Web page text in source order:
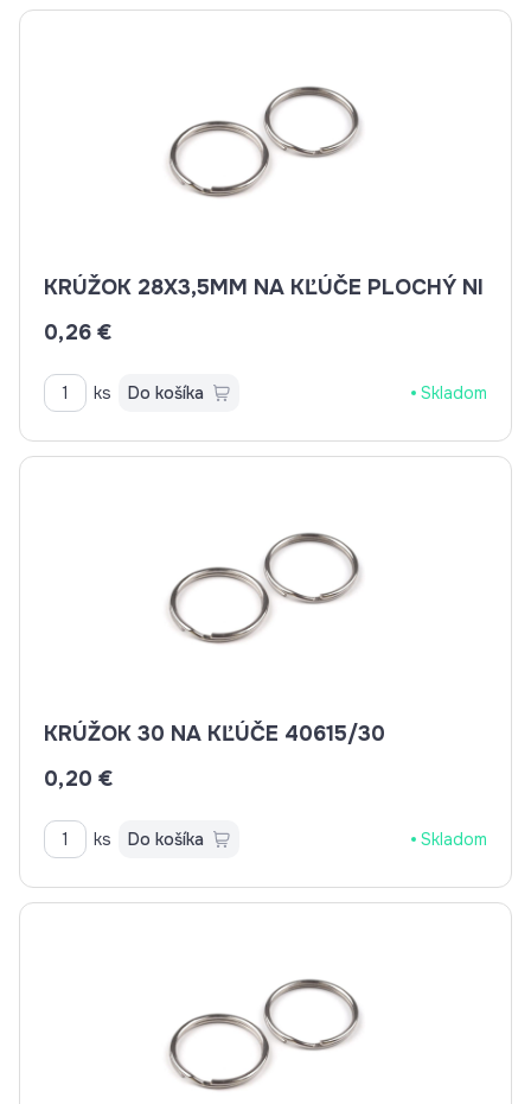
KRÚŽOK 28X3,5MM NA KĽÚČE PLOCHÝ NI
0,26 €
ks Do košíka Skladom
KRÚŽOK 30 NA KĽÚČE 40615/30
0,20 €
ks Do košíka Skladom